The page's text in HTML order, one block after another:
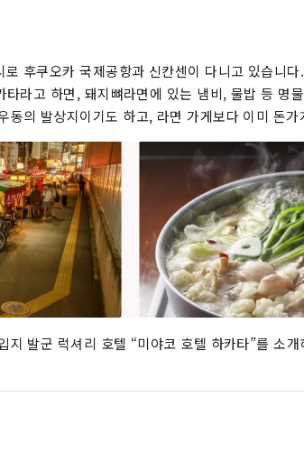
후쿠오카 국제공항과 신칸센이 다니고 있습니
라고 하면, 돼지뼈라면에 있는 냄비, 물밥 등 명
동의 발상지이기도 하고, 라면 가게보다 이미 돈
지 발군 럭셔리 호텔 “미야코 호텔 하카타”를 소개